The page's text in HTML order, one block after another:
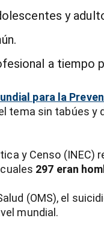
y
a tiempo
para la
tema sin tabúes y
y Censo (INEC)
297 eran
(OMS), el
mundial.